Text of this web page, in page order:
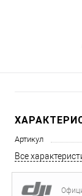
Артикул
Все